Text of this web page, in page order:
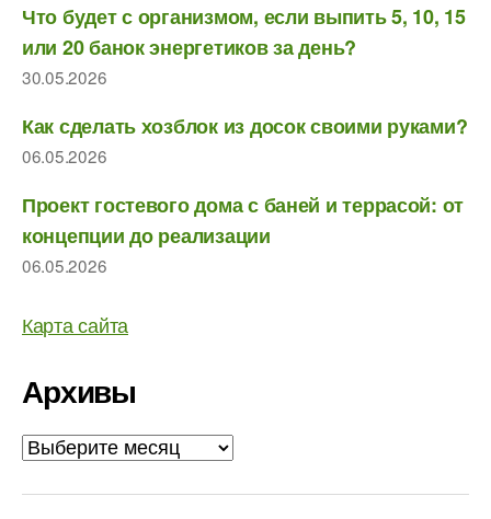
Что будет с организмом, если выпить 5, 10, 15
или 20 банок энергетиков за день?
30.05.2026
Как сделать хозблок из досок своими руками?
06.05.2026
Проект гостевого дома с баней и террасой: от
концепции до реализации
06.05.2026
Карта сайта
Архивы
Архивы